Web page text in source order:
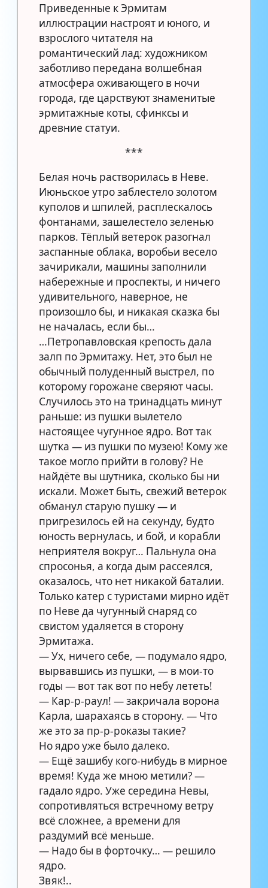
Приведенные к Эрмитам
иллюстрации настроят и юного, и
взрослого читателя на
романтический лад: художником
заботливо передана волшебная
атмосфера оживающего в ночи
города, где царствуют знаменитые
эрмитажные коты, сфинксы и
древние статуи.
***
Белая ночь растворилась в Неве.
Июньское утро заблестело золотом
куполов и шпилей, расплескалось
фонтанами, зашелестело зеленью
парков. Тёплый ветерок разогнал
заспанные облака, воробьи весело
зачирикали, машины заполнили
набережные и проспекты, и ничего
удивительного, наверное, не
произошло бы, и никакая сказка бы
не началась, если бы…
…Петропавловская крепость дала
залп по Эрмитажу. Нет, это был не
обычный полуденный выстрел, по
которому горожане сверяют часы.
Случилось это на тринадцать минут
раньше: из пушки вылетело
настоящее чугунное ядро. Вот так
шутка — из пушки по музею! Кому же
такое могло прийти в голову? Не
найдёте вы шутника, сколько бы ни
искали. Может быть, свежий ветерок
обманул старую пушку — и
пригрезилось ей на секунду, будто
юность вернулась, и бой, и корабли
неприятеля вокруг… Пальнула она
спросонья, а когда дым рассеялся,
оказалось, что нет никакой баталии.
Только катер с туристами мирно идёт
по Неве да чугунный снаряд со
свистом удаляется в сторону
Эрмитажа.
— Ух, ничего себе, — подумало ядро,
вырвавшись из пушки, — в мои-то
годы — вот так вот по небу лететь!
— Кар-р-раул! — закричала ворона
Карла, шарахаясь в сторону. — Что
же это за пр-р-роказы такие?
Но ядро уже было далеко.
— Ещё зашибу кого-нибудь в мирное
время! Куда же мною метили? —
гадало ядро. Уже середина Невы,
сопротивляться встречному ветру
всё сложнее, а времени для
раздумий всё меньше.
— Надо бы в форточку… — решило
ядро.
Звяк!..